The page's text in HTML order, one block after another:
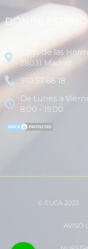
DÓNDE
Cam. de las
28031 Madrid
910 57 66 18
De Lunes a
8:00 - 15:00
© EUCA 2023
AVISO